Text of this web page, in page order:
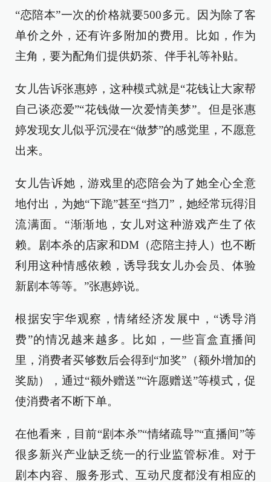
“恋陪本”一次的价格就要500多元。因为除了客
单价之外，还有许多附加的费用。比如，作为
主角，要为配角们提供奶茶、伴手礼等补贴。
女儿告诉张惠婷，这种模式就是“花钱让大家帮
自己谈恋爱”“花钱做一次爱情美梦”。但是张惠
婷发现女儿似乎沉浸在“做梦”的感觉里，不愿意
出来。
女儿告诉她，游戏里的恋陪会为了她全心全意
地付出，为她“下跪”甚至“挡刀”，她经常玩得泪
流满面。“渐渐地，女儿对这种游戏产生了依
赖。剧本杀的店家和DM（恋陪主持人）也不断
利用这种情感依赖，诱导我女儿办会员、体验
新剧本等等。”张惠婷说。
根据安宇华观察，情绪经济发展中，“诱导消
费”的情况越来越多。比如，一些盲盒直播间
里，消费者买够数后会得到“加奖”（额外增加的
奖励），通过“额外赠送”“许愿赠送”等模式，促
使消费者不断下单。
在他看来，目前“剧本杀”“情绪疏导”“直播间”等
很多新兴产业缺乏统一的行业监管标准。对于
剧本内容、服务形式、互动尺度都没有相应的